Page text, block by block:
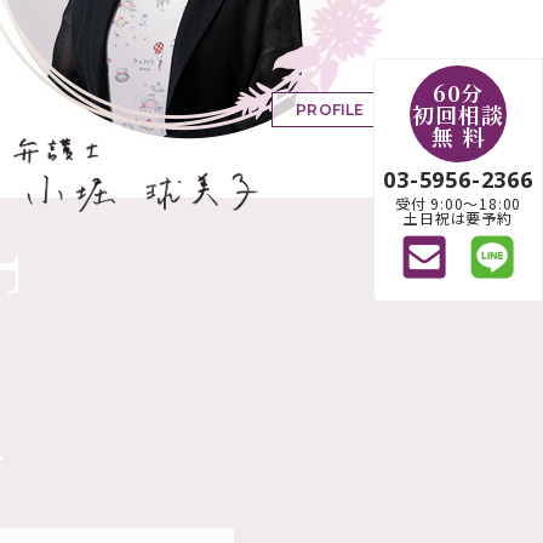
PROFILE
60分
初回相談
無 料
03-5956-2366
受付 9:00〜18:00
土日祝は要予約